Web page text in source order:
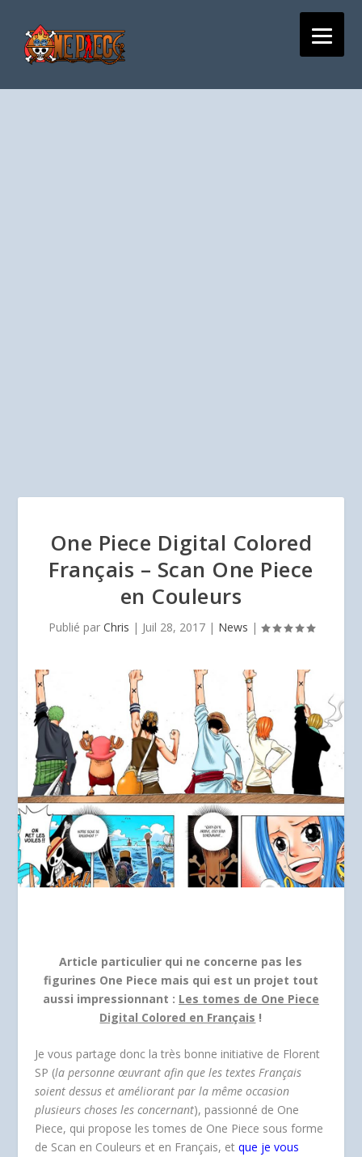
One Piece Digital Colored
Français – Scan One Piece
en Couleurs
Publié par Chris | Juil 28, 2017| News |
Article particulier qui ne concerne pas les
figurines One Piece mais qui est un projet tout
aussi impressionnant : Les tomes de One Piece
Digital Colored en Français !
Je vous partage donc la très bonne initiative de Florent
SP (la personne œuvrant afin que les textes Français
soient dessus et améliorant par la même occasion
plusieurs choses les concernant), passionné de One
Piece, qui propose les tomes de One Piece sous forme
de Scan en Couleurs et en Français, et que je vous